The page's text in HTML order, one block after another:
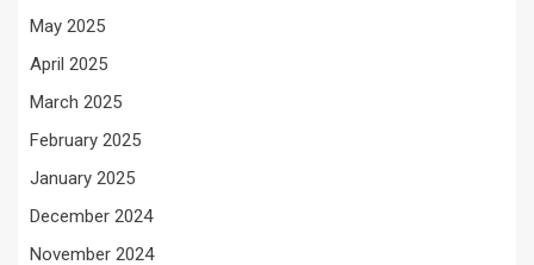
May 2025
April 2025
March 2025
February 2025
January 2025
December 2024
November 2024